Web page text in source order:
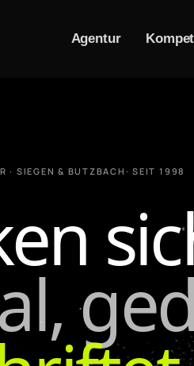
Agentur
· SIEGEN & BUTZBACH · SEIT 1998